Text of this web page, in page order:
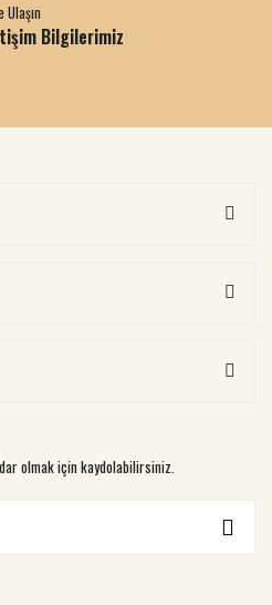
Ulaşın
Bilgilerimiz
olmak için kaydolabilirsiniz.